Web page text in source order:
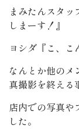
まみたんスタ
しまーす！』
ヨシダ『こ、こ
なんとか他の
真撮影を終える
店内での写真や
した。